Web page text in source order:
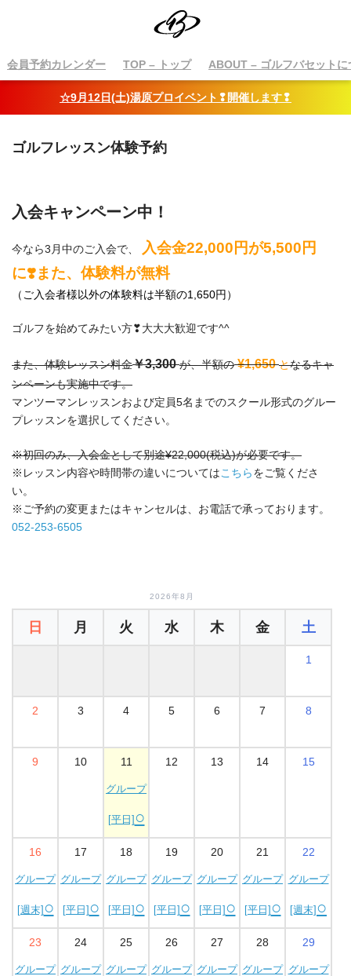
会員予約カレンダー TOP – トップ ABOUT – ゴルフバセットに
☆9月12日(土)湯原プロイベント❢開催します❢
ゴルフレッスン体験予約
入会キャンペーン中！
今なら3月中のご入会で、
入会金22,000円が5,500円
に❣️また、体験料が無料
（ご入会者様以外の体験料は半額の1,650円）
ゴルフを始めてみたい方❣大大大歓迎です^^
また、体験レッスン料金￥3,300が、半額の¥1,650となるキャ
ンペーンも実施中です。
マンツーマンレッスンおよび定員5名までのスクール形式のグルー
プレッスンを選択してください。
※初回のみ、入会金として別途¥22,000(税込)が必要です。
※レッスン内容や時間帯の違いについては こちら をご覧くださ
い。
※ご予約の変更またはキャンセルは、お電話で承っております。
052-253-6505
2026年8月
日 月 火 水 木 金 土
1
2 3 4 5 6 7 8
9 10 11
グループ
[平日] ○
12 13 14 15
16
グループ
[週末] ○
17
グループ
[平日] ○
18
グループ
[平日] ○
19
グループ
[平日] ○
20
グループ
[平日] ○
21
グループ
[平日] ○
22
グループ
[週末] ○
23
グループ
24
グループ
25
グループ
26
グループ
27
グループ
28
グループ
29
グループ